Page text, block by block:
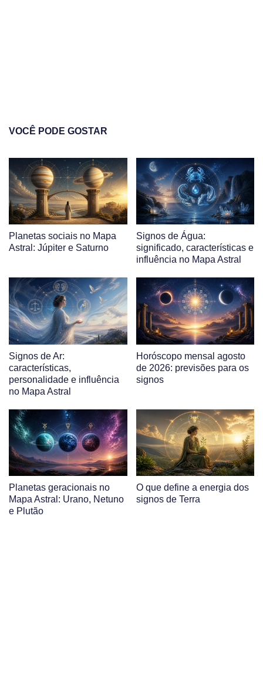
VOCÊ PODE GOSTAR
Planetas sociais no Mapa
Astral: Júpiter e Saturno
Signos de Água:
significado, características e
influência no Mapa Astral
Signos de Ar:
características,
personalidade e influência
no Mapa Astral
Horóscopo mensal agosto
de 2026: previsões para os
signos
Planetas geracionais no
Mapa Astral: Urano, Netuno
e Plutão
O que define a energia dos
signos de Terra